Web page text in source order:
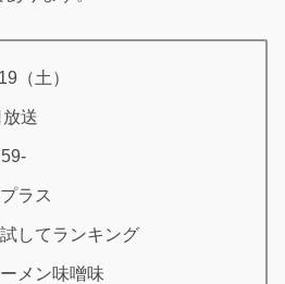
（土）
放送
ラス
してランキング
メン味噌味